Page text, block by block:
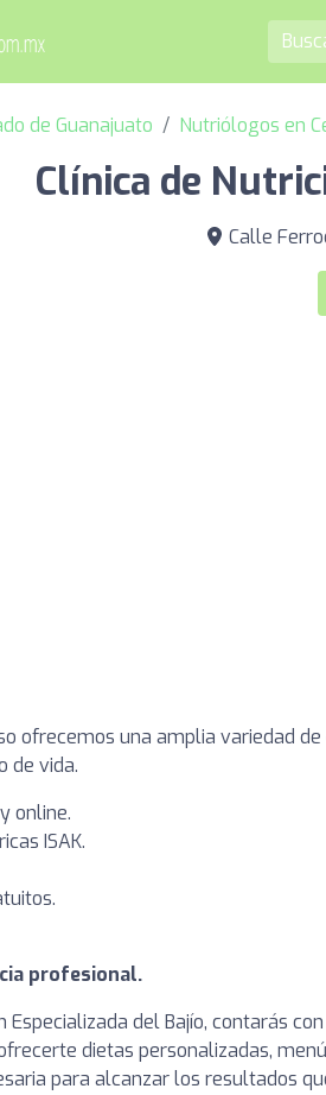
de Guanajuato Nutriólogos en
Clínica de
Calle
ofrecemos una amplia variedad
de vida.
online.
ISAK.
profesional.
Especializada del Bajío, contarás
dietas personalizadas,
para alcanzar los resultados